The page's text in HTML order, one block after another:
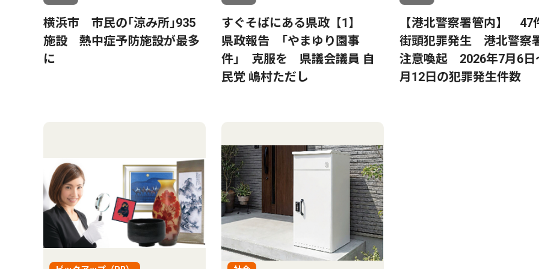
横浜市 市民の｢涼み所｣935
施設 熱中症予防施設が最多
に
すぐそばにある県政【1】
県政報告 ｢やまゆり園事
件｣ 克服を 県議会議員 自
民党 嶋村ただし
【港北警察署管内】 47
街頭犯罪発生 港北警察
注意喚起 2026年7月6日
月12日の犯罪発生件数